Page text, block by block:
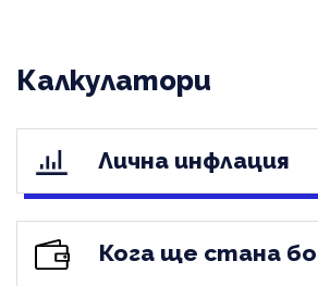
Калкулатори
Лична инфлация
Кога ще стана